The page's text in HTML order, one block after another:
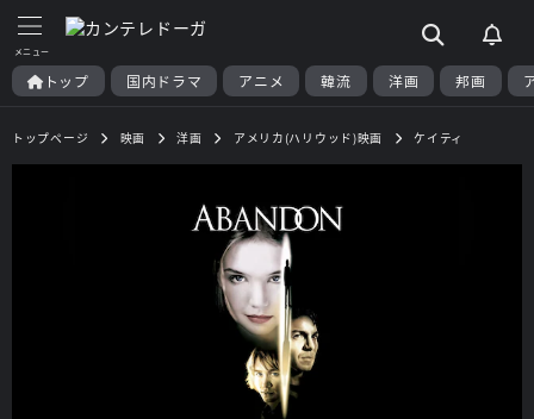
トップ 国内ドラマ アニメ 韓流 洋画 邦画
トップページ 映画 洋画 アメリカ(ハリウッド)映画 ケイティ